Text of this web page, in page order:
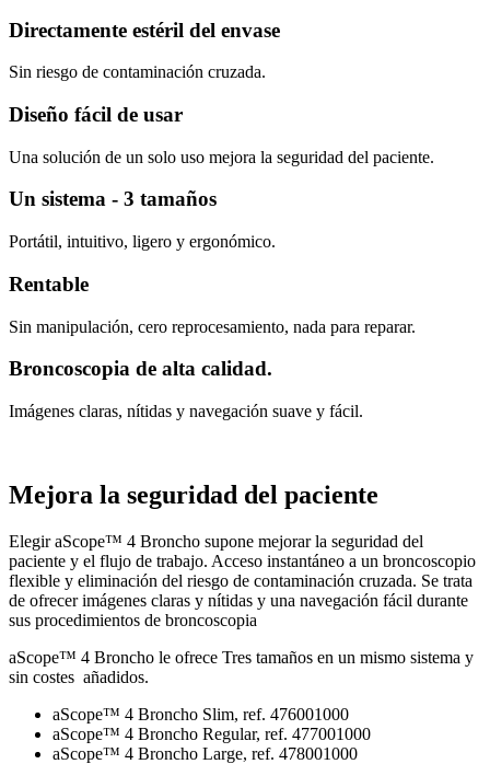
Directamente estéril del envase
Sin riesgo de contaminación cruzada.
Diseño fácil de usar
Una solución de un solo uso mejora la seguridad del paciente.
Un sistema - 3 tamaños
Portátil, intuitivo, ligero y ergonómico.
Rentable
Sin manipulación, cero reprocesamiento, nada para reparar.
Broncoscopia de alta calidad.
Imágenes claras, nítidas y navegación suave y fácil.
Mejora la seguridad del paciente
​Elegir aScope™ 4 Broncho supone mejorar la seguridad del
paciente y el flujo de trabajo. Acceso instantáneo a un broncoscopio
flexible y eliminación del riesgo de contaminación cruzada. Se trata
de ofrecer imágenes claras y nítidas y una navegación fácil durante
sus procedimientos de broncoscopia
aScope™ 4 Broncho le ofrece Tres tamaños en un mismo sistema y
sin costes añadidos.
aScope™ 4 Broncho Slim, ref. 476001000
aScope™ 4 Broncho Regular, ref. 477001000
aScope™ 4 Broncho Large, ref. 478001000